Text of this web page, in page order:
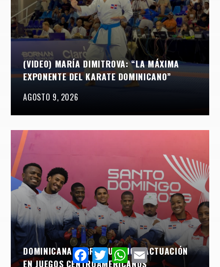
(VIDEO) MARÍA DIMITROVA: “LA MÁXIMA
EXPONENTE DEL KARATE DOMINICANO”
AGOSTO 9, 2026
DOMINICANA LOGRA SU MEJOR ACTUACIÓN
EN JUEGOS CENTROAMERICANOS
FacebookTwitterWhatsApp
Email